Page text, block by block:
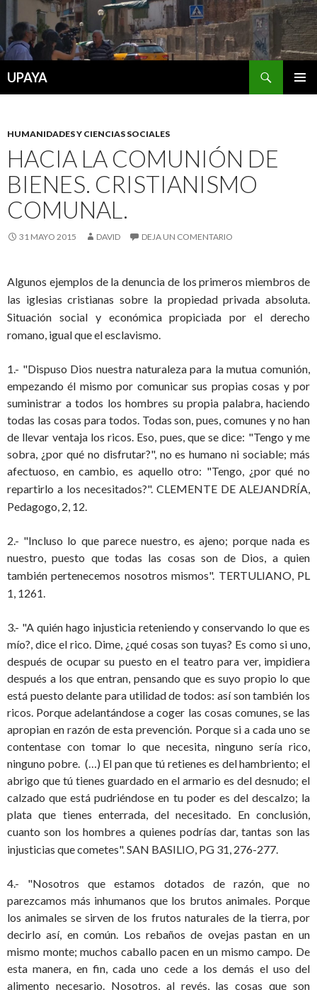
UPAYA
HUMANIDADES Y CIENCIAS SOCIALES
HACIA LA COMUNIÓN DE
BIENES. CRISTIANISMO
COMUNAL.
31 MAYO 2015 DAVID DEJA UN COMENTARIO
Algunos ejemplos de la denuncia de los primeros miembros de
las iglesias cristianas sobre la propiedad privada absoluta.
Situación social y económica propiciada por el derecho
romano, igual que el esclavismo.
1.- "Dispuso Dios nuestra naturaleza para la mutua comunión,
empezando él mismo por comunicar sus propias cosas y por
suministrar a todos los hombres su propia palabra, haciendo
todas las cosas para todos. Todas son, pues, comunes y no han
de llevar ventaja los ricos. Eso, pues, que se dice: "Tengo y me
sobra, ¿por qué no disfrutar?", no es humano ni sociable; más
afectuoso, en cambio, es aquello otro: "Tengo, ¿por qué no
repartirlo a los necesitados?". CLEMENTE DE ALEJANDRÍA,
Pedagogo, 2, 12.
2.- "Incluso lo que parece nuestro, es ajeno; porque nada es
nuestro, puesto que todas las cosas son de Dios, a quien
también pertenecemos nosotros mismos". TERTULIANO, PL
1, 1261.
3.- "A quién hago injusticia reteniendo y conservando lo que es
mío?, dice el rico. Dime, ¿qué cosas son tuyas? Es como si uno,
después de ocupar su puesto en el teatro para ver, impidiera
después a los que entran, pensando que es suyo propio lo que
está puesto delante para utilidad de todos: así son también los
ricos. Porque adelantándose a coger las cosas comunes, se las
apropian en razón de esta prevención. Porque si a cada uno se
contentase con tomar lo que necesita, ninguno sería rico,
ninguno pobre. (…) El pan que tú retienes es del hambriento; el
abrigo que tú tienes guardado en el armario es del desnudo; el
calzado que está pudriéndose en tu poder es del descalzo; la
plata que tienes enterrada, del necesitado. En conclusión,
cuanto son los hombres a quienes podrías dar, tantas son las
injusticias que cometes".SAN BASILIO, PG 31, 276-277.
4.- "Nosotros que estamos dotados de razón, que no
parezcamos más inhumanos que los brutos animales. Porque
los animales se sirven de los frutos naturales de la tierra, por
decirlo así, en común. Los rebaños de ovejas pastan en un
mismo monte; muchos caballo pacen en un mismo campo. De
esta manera, en fin, cada uno cede a los demás el uso del
alimento necesario. Nosotros, al revés, las cosas que son